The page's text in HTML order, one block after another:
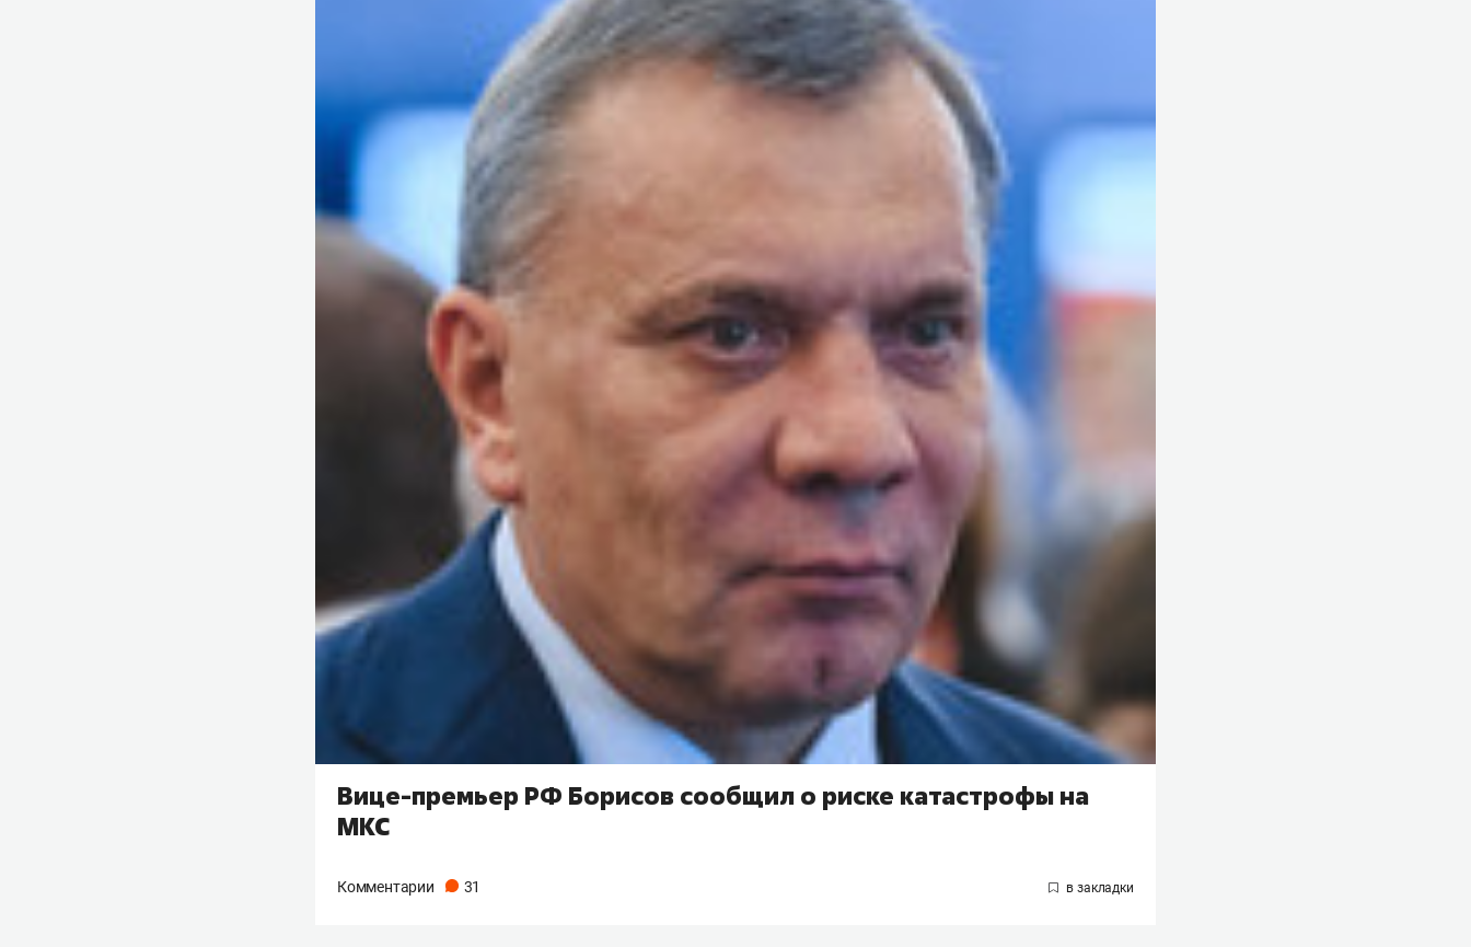
Вице-премьер РФ Борисов сообщил о риске катастрофы на
МКС
Комментарии 31